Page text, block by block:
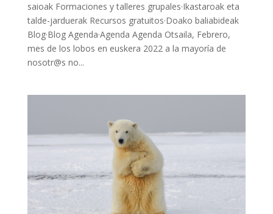
saioak Formaciones y talleres grupales·Ikastaroak eta
talde-jarduerak Recursos gratuitos·Doako baliabideak
Blog·Blog Agenda·Agenda Agenda Otsaila, Febrero,
mes de los lobos en euskera 2022 a la mayoría de
nosotr@s no...